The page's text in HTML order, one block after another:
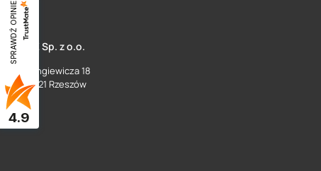
SUEZ Sp. z o.o.
ul. Langiewicza 18
35 - 021 Rzeszów
SPRAWDŹ OPINIE
4.9